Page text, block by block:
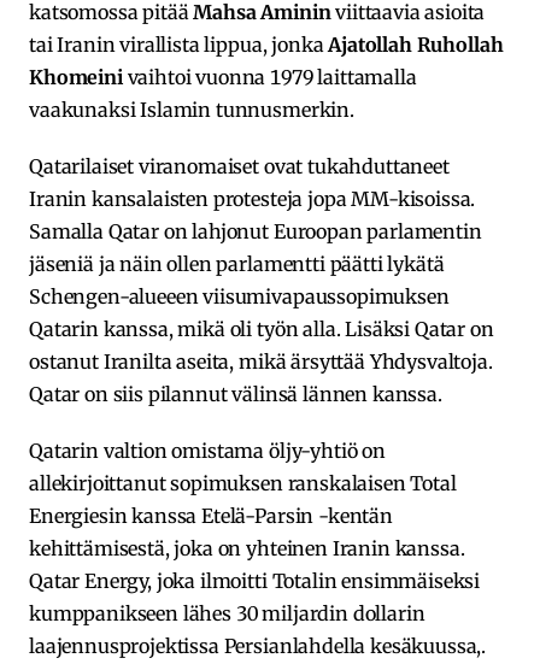
katsomossa pitääMahsa Amininviittaavia asioita
tai Iranin virallista lippua, jonkaAjatollah Ruhollah
Khomeini vaihtoi vuonna 1979 laittamalla
vaakunaksi Islamin tunnusmerkin.
Qatarilaiset viranomaiset ovat tukahduttaneet
Iranin kansalaisten protesteja jopa MM-kisoissa.
Samalla Qatar on lahjonut Euroopan parlamentin
jäseniä ja näin ollen parlamentti päätti lykätä
Schengen-alueeen viisumivapaussopimuksen
Qatarin kanssa, mikä oli työn alla. Lisäksi Qatar on
ostanut Iranilta aseita, mikä ärsyttää Yhdysvaltoja.
Qatar on siis pilannut välinsä lännen kanssa.
Qatarin valtion omistama öljy-yhtiö on
allekirjoittanut sopimuksen ranskalaisen Total
Energiesin kanssa Etelä-Parsin -kentän
kehittämisestä, joka on yhteinen Iranin kanssa.
Qatar Energy, joka ilmoitti Totalin ensimmäiseksi
kumppanikseen lähes 30 miljardin dollarin
laajennusprojektissa Persianlahdella kesäkuussa,.